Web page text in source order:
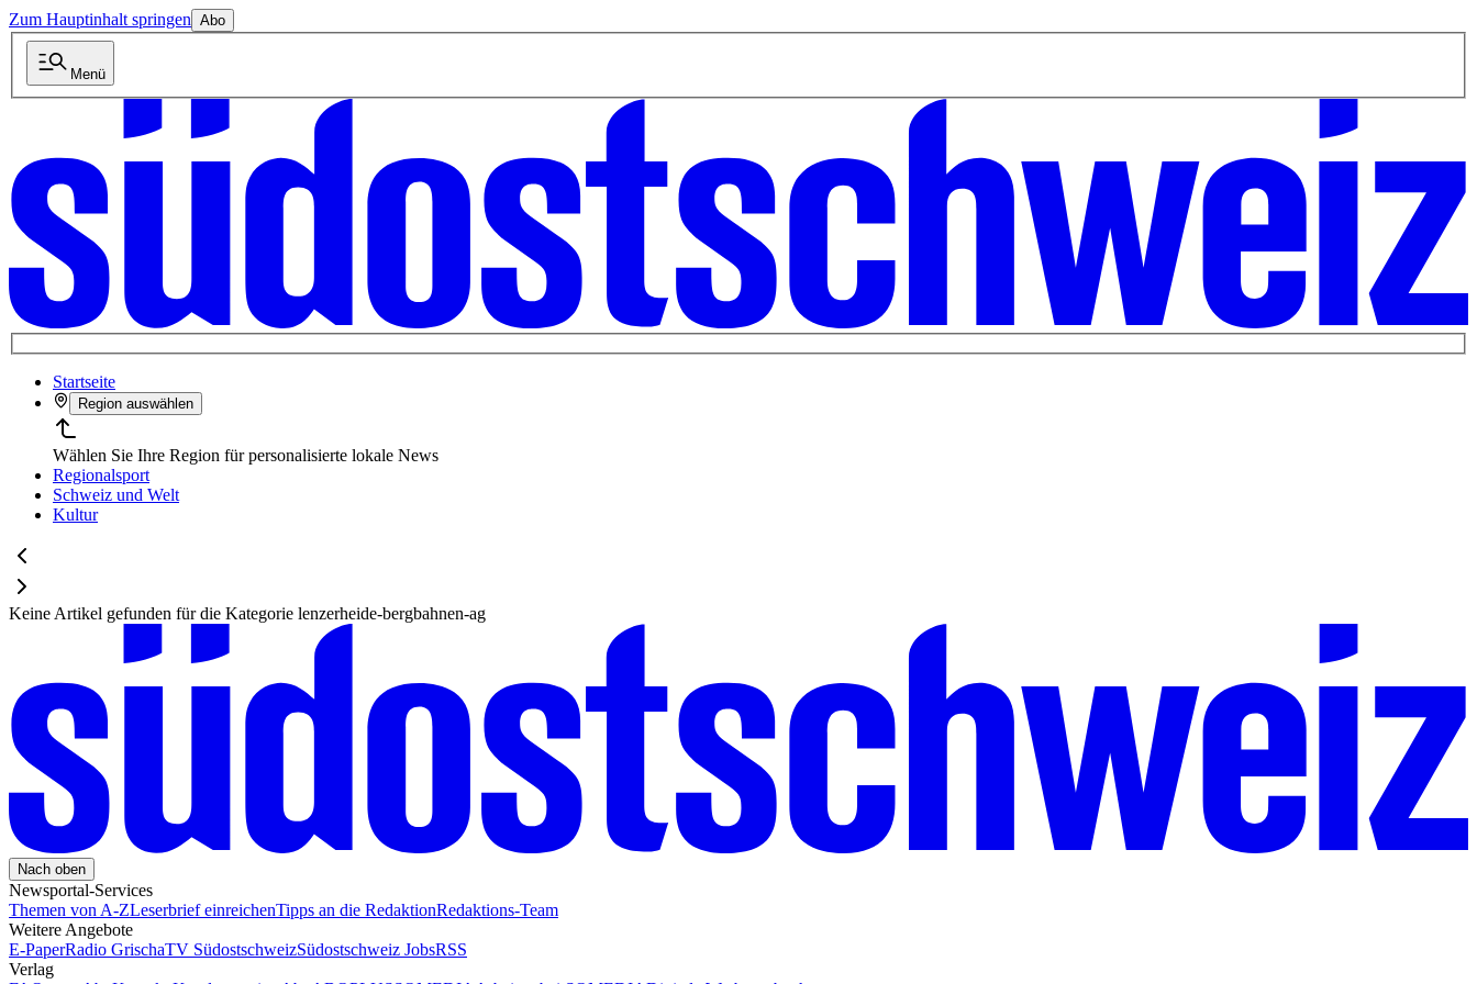
Zum Hauptinhalt springen Abo
Menü
Startseite
Region auswählen
Wählen Sie Ihre Region für personalisierte lokale News
Regionalsport
Schweiz und Welt
Kultur
Keine Artikel gefunden für die Kategorie lenzerheide-bergbahnen-ag
Nach oben
Newsportal-Services
Themen von A-ZLeserbrief einreichenTipps an die RedaktionRedaktions-Team
Weitere Angebote
E-PaperRadio GrischaTV SüdostschweizSüdostschweiz JobsRSS
Verlag